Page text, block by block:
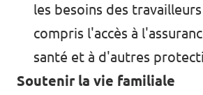
les besoins des
compris l'accès à
santé et à d'autres
Soutenir la vie familiale